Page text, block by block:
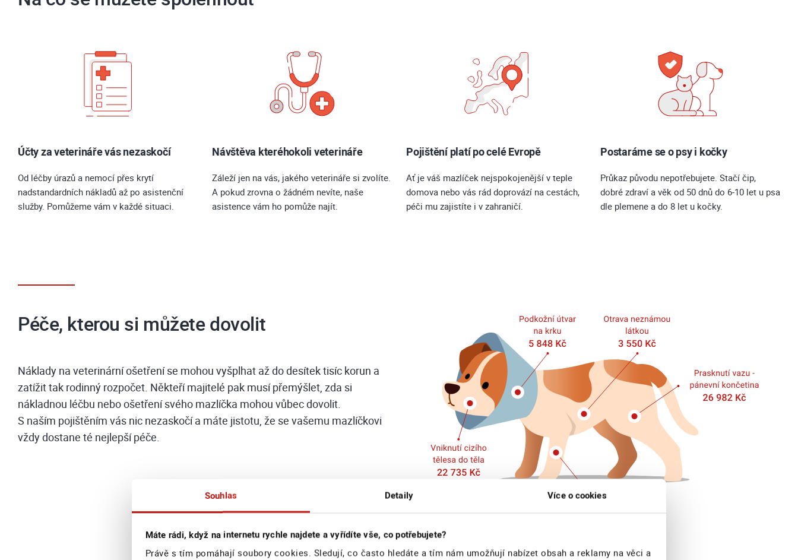
Souhlas Detaily Více o cookies
Máte rádi, když na internetu rychle najdete a vyřídíte vše, co potřebujete?
Právě s tím pomáhají soubory cookies. Sledují, co často hledáte a tím nám umožňují nabízet obsah a reklamy na věci a
Účty za veterináře vás nezaskočí
Od léčby úrazů a nemocí přes krytí
nadstandardních nákladů až po asistenční
služby. Pomůžeme vám v každé situaci.
Návštěva kteréhokoli veterináře
Záleží jen na vás, jakého veterináře si zvolíte.
A pokud zrovna o žádném nevíte, naše
asistence vám ho pomůže najít.
Pojištění platí po celé Evropě
Ať je váš mazlíček nejspokojenější v teple
domova nebo vás rád doprovází na cestách,
péči mu zajistíte i v zahraničí.
Postaráme se o psy i kočky
Průkaz původu nepotřebujete. Stačí čip,
dobré zdraví a věk od 50 dnů do 6-10 let u psa
dle plemene a do 8 let u kočky.
Péče, kterou si můžete dovolit
Náklady na veterinární ošetření se mohou vyšplhat až do desítek tisíc korun a
zatížit tak rodinný rozpočet. Někteří majitelé pak musí přemýšlet, zda si
nákladnou léčbu nebo ošetření svého mazlíčka mohou vůbec dovolit.
S naším pojištěním vás nic nezaskočí a máte jistotu, že se vašemu mazlíčkovi
vždy dostane té nejlepší péče.
PES KOČKA